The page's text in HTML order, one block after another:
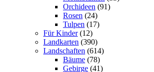
Orchideen (91)
Rosen (24)
Tulpen (17)
Für Kinder (12)
Landkarten (390)
Landschaften (614)
Bäume (78)
Gebirge (41)